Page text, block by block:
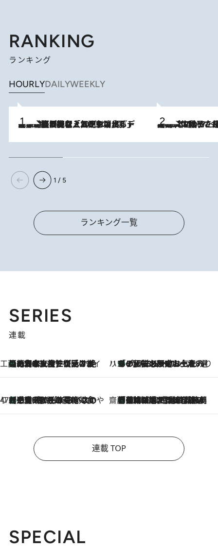
RANKING
ランキング
HOURLYDAILYWEEKLY
2026.8.5
【なぜ吉沢亮は「気配を消せる」のか？】興行収入208億の『国宝』を経て挑むミュージカル『ディア・エヴァン・ハンセン』。トップ俳優が舞台上でさらけ出した“孤独”とは 2026.8.5
【阿川佐和子さんの年とる力】なぜ70代で始めた趣味は“こんなに楽しい”のか？ ピアノ、俳句…スランプに陥っても続けられる“ある秘訣”とは
1 / 5
ランキング一覧
SERIES
連載
工藤まやのおもてなしハワイ
2026.8.6
【ハワイ土産】ローカルの絶大な支持で復活！ 絶品の幻クッキー《元ファンの日本人女性が受け継いだ名店》 ハワイ賢者 リサのお気に入りリスト2026.8.6
あの伝説の限定トートも！ リニューアルした「ディーン＆デルーカ ハワイ」で必須のお土産8選
47都道府県の手みやげ ひんやりスイーツで夏を満喫
2026.8.6
【三重県】この夏絶対食べたい 冷やしておいしいおやつ3選 お餅×アイスの新感覚スイーツ 齋藤 薫 美容脳ルネサンス
2026.8.6
「荷物が増えるほど旅ストレスは増す」美容ジャーナリストがたどり着いた最終結論。“化粧品を劇的に減らす”感動の凝縮美容とは
連載 TOP
SPECIAL